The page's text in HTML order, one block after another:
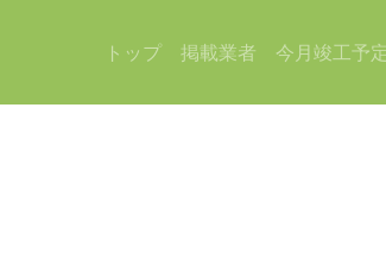
トップ 掲載業者 今月竣工予